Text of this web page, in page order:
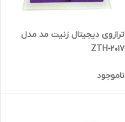
ترازوی دیجیتال زنیت مد مدل
ZTH-2017
ناموجود